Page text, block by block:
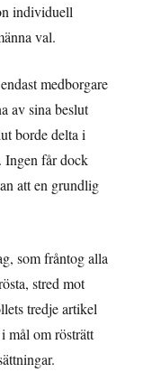
individuell
val.
medborgare
av sina beslut
borde delta i
Ingen får dock
att en grundlig
som fråntog alla
stred mot
tredje artikel
mål om rösträtt